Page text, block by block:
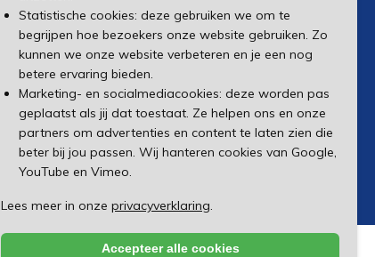
Statistische cookies: deze gebruiken we om te
begrijpen hoe bezoekers onze website gebruiken. Zo
kunnen we onze website verbeteren en je een nog
betere ervaring bieden.
Marketing- en socialmediacookies: deze worden pas
geplaatst als jij dat toestaat. Ze helpen ons en onze
partners om advertenties en content te laten zien die
beter bij jou passen. Wij hanteren cookies van Google,
YouTube en Vimeo.
Lees meer in onze privacyverklaring.
Accepteer alle cookies